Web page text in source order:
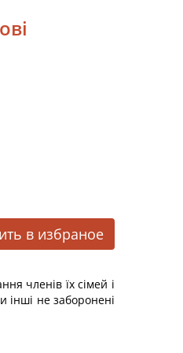
в избраное
членів їх сімей і
інші не заборонені